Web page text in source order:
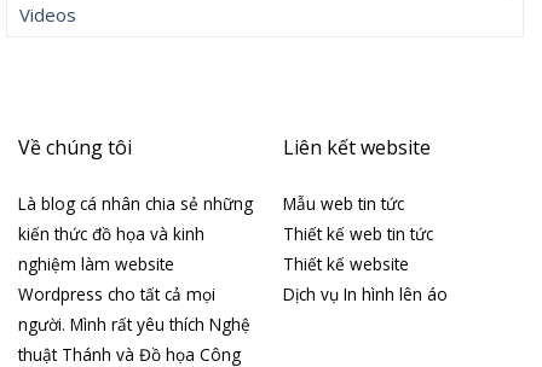
Videos
Về chúng tôi
Là blog cá nhân chia sẻ những
kiến thức đồ họa và kinh
nghiệm làm website
Wordpress cho tất cả mọi
người. Mình rất yêu thích Nghệ
thuật Thánh và Đồ họa Công
Liên kết website
Mẫu web tin tức
Thiết kế web tin tức
Thiết kế website
Dịch vụ In hình lên áo